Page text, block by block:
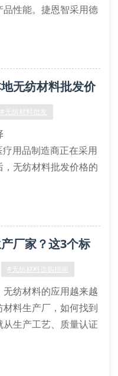
性能。捷恩智采用德
以内。其生产的sms
大要点
波动直接影响无纺材
无纺材料批发价
#无纺材料批发
用品制造商正在采用
无纺材料批发价格的
工艺流程，将常规规
据发现：选择常熟本
流费用节省达23万
厂家？这3个标
#无纺材料选购指南
纺材料的应用越来越
料生产厂，如何找到
生产工艺、质量认证